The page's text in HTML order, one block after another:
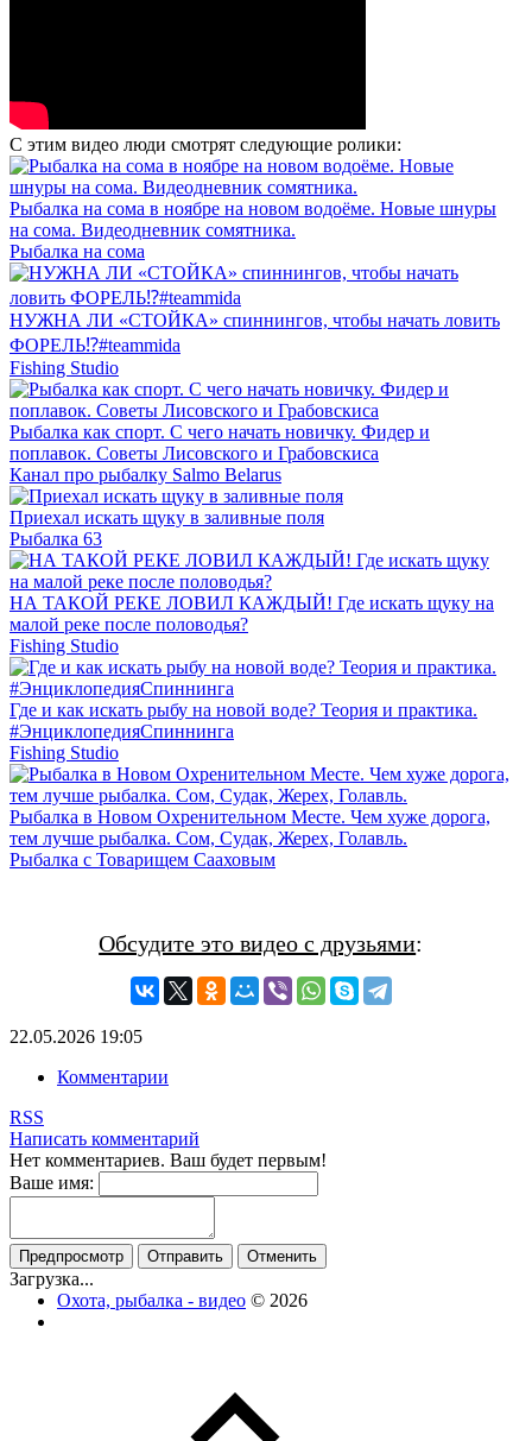
С этим видео люди смотрят следующие ролики:
Рыбалка на сома в ноябре на новом водоёме. Новые шнуры
на сома. Видеодневник сомятника.
Рыбалка на сома
НУЖНА ЛИ «СТОЙКА» спиннингов, чтобы начать ловить
ФОРЕЛЬ⁉️#teammida
Fishing Studio
Рыбалка как спорт. С чего начать новичку. Фидер и
поплавок. Советы Лисовского и Грабовскиса
Канал про рыбалку Salmo Belarus
Приехал искать щуку в заливные поля
Рыбалка 63
НА ТАКОЙ РЕКЕ ЛОВИЛ КАЖДЫЙ! Где искать щуку на
малой реке после половодья?
Fishing Studio
Где и как искать рыбу на новой воде? Теория и практика.
#ЭнциклопедияСпиннинга
Fishing Studio
Рыбалка в Новом Охренительном Месте. Чем хуже дорога,
тем лучше рыбалка. Сом, Судак, Жерех, Голавль.
Рыбалка с Товарищем Сааховым
Обсудите это видео с друзьями:
22.05.2026 19:05
Комментарии
RSS
Написать комментарий
Нет комментариев. Ваш будет первым!
Ваше имя:
Загрузка...
Охота, рыбалка - видео © 2026